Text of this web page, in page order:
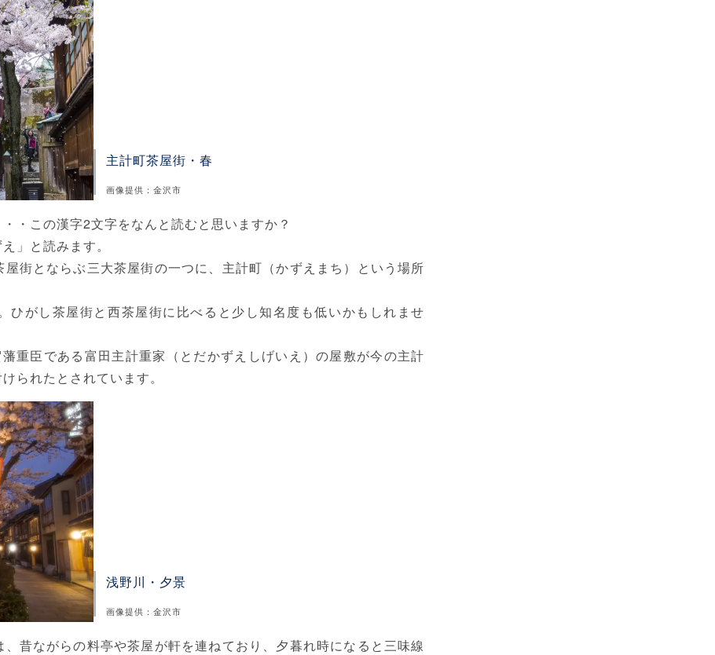
主計町茶屋街・春
画像提供：金沢市
・この漢字2文字をなんと読むと思いますか？
」と読みます。
街とならぶ三大茶屋街の一つに、主計町（かずえまち）という場所
ひがし茶屋街と西茶屋街に比べると少し知名度も低いかもしれませ
重臣である富田主計重家（とだかずえしげいえ）の屋敷が今の主計
られたとされています。
浅野川・夕景
画像提供：金沢市
昔ながらの料亭や茶屋が軒を連ねており、夕暮れ時になると三味線